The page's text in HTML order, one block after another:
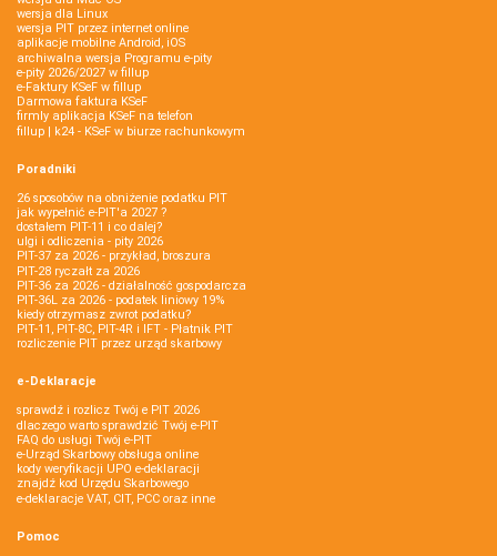
wersja dla Linux
wersja PIT przez internet online
aplikacje mobilne Android, iOS
archiwalna wersja Programu e-pity
e-pity 2026/2027 w fillup
e‑Faktury KSeF w fillup
Darmowa faktura KSeF
firmly aplikacja KSeF na telefon
fillup | k24 - KSeF w biurze rachunkowym
Poradniki
26 sposobów na obniżenie podatku PIT
jak wypełnić e-PIT'a 2027 ?
dostałem PIT-11 i co dalej?
ulgi i odliczenia - pity 2026
PIT-37 za 2026 - przykład, broszura
PIT-28 ryczałt za 2026
PIT-36 za 2026 - działalność gospodarcza
PIT-36L za 2026 - podatek liniowy 19%
kiedy otrzymasz zwrot podatku?
PIT-11, PIT-8C, PIT-4R i IFT - Płatnik PIT
rozliczenie PIT przez urząd skarbowy
e-Deklaracje
sprawdź i rozlicz Twój e PIT 2026
dlaczego warto sprawdzić Twój e-PIT
FAQ do usługi Twój e-PIT
e-Urząd Skarbowy obsługa online
kody weryfikacji UPO e-deklaracji
znajdź kod Urzędu Skarbowego
e-deklaracje VAT, CIT, PCC oraz inne
Pomoc